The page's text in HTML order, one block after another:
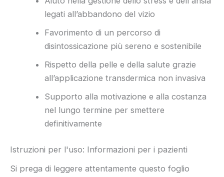
legati all’abbandono del vizio
Favorimento di un percorso di
disintossicazione più sereno e sostenibile
Rispetto della pelle e della salute grazie
all’applicazione transdermica non invasiva
Supporto alla motivazione e alla costanza
nel lungo termine per smettere
definitivamente
Istruzioni per l'uso: Informazioni per i pazienti
Si prega di leggere attentamente questo foglio